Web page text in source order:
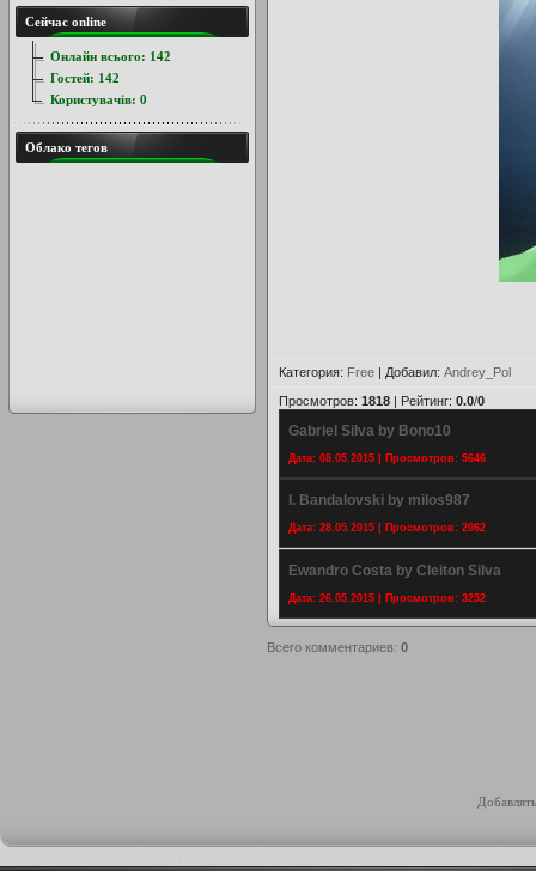
Категория: Free | Добавил: Andrey_Pol
Просмотров: 1818 | Рейтинг: 0.0/0
Gabriel Silva by Bono10
Дата: 08.05.2015 | Просмотров: 5646
I. Bandalovski by milos987
Дата: 28.05.2015 | Просмотров: 2062
Ewandro Costa by Cleiton Silva
Дата: 26.05.2015 | Просмотров: 3252
Всего комментариев: 0
Сейчас online
Онлайн всього: 142
Гостей: 142
Користувачів: 0
Облако тегов